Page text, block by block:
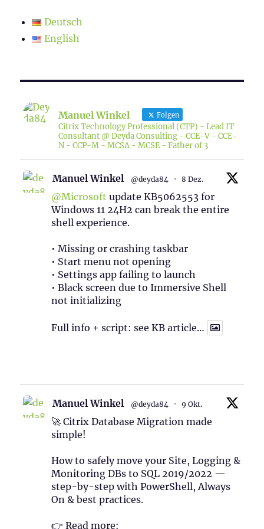
Deutsch
English
Manuel Winkel Folgen
Citrix Technology Professional (CTP) - Lead IT
Consultant @ Deyda Consulting - CCE-V - CCE-
N - CCP-M - MCSA - MCSE - Father of 3
Manuel Winkel @deyda84 · 8 Dez.
@Microsoft update KB5062553 for
Windows 11 24H2 can break the entire
shell experience.
• Missing or crashing taskbar
• Start menu not opening
• Settings app failing to launch
• Black screen due to Immersive Shell
not initializing
Full info + script: see KB article…
Manuel Winkel @deyda84 · 9 Okt.
🚀 Citrix Database Migration made
simple!
How to safely move your Site, Logging &
Monitoring DBs to SQL 2019/2022 —
step-by-step with PowerShell, Always
On & best practices.
👉 Read more: